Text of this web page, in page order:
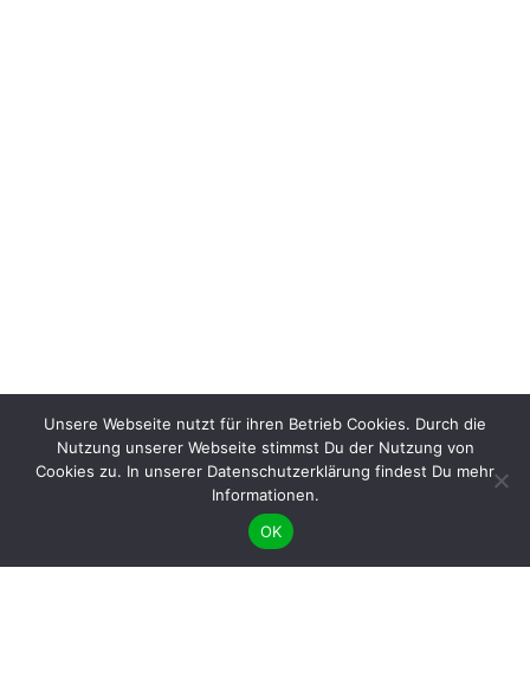
Unsere Webseite nutzt für ihren Betrieb Cookies. Durch die
Nutzung unserer Webseite stimmst Du der Nutzung von
Cookies zu. In unserer Datenschutzerklärung findest Du mehr
Informationen.
OK